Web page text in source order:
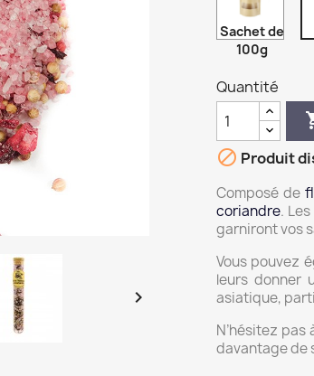

Sachet de
100g
Quantité
 Produit
Composé de
coriandre.
garniront vos
Vous pouvez
leurs donner
asiatique,
N’hésitez
davantage de